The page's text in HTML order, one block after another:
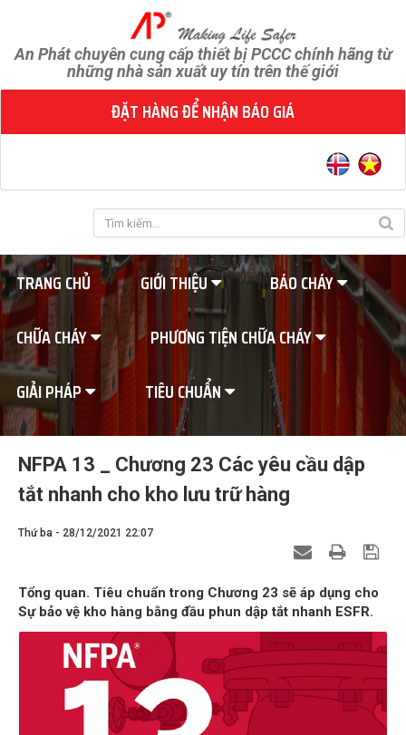
An Phát chuyên cung cấp thiết bị PCCC chính hãng từ
những nhà sản xuất uy tín trên thế giới
ĐẶT HÀNG ĐỂ NHẬN BÁO GIÁ
TRANG CHỦ GIỚI THIỆU
BÁO CHÁY
CHỮA CHÁY
PHƯƠNG TIỆN CHỮA CHÁY
GIẢI PHÁP
TIÊU CHUẨN
NFPA 13 _ Chương 23 Các yêu cầu dập
tắt nhanh cho kho lưu trữ hàng
Thứ ba - 28/12/2021 22:07
Tổng quan. Tiêu chuẩn trong Chương 23 sẽ áp dụng cho
Sự bảo vệ kho hàng bằng đầu phun dập tắt nhanh ESFR.